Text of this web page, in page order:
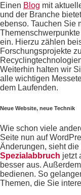
Einen Blog mit
und der Branche
ebenso. Tauchen Sie
ein. Hierzu zählen
Forschungsprojekte
Weiterhin halten wir
alle wichtigen
dem Laufenden.
Neue Website, neue Technik
Wie schon viele
Seite nun auf
Änderungen, sieht
Spezialabbruch jetzt
besser aus.
bedienen. So
Themen, die Sie